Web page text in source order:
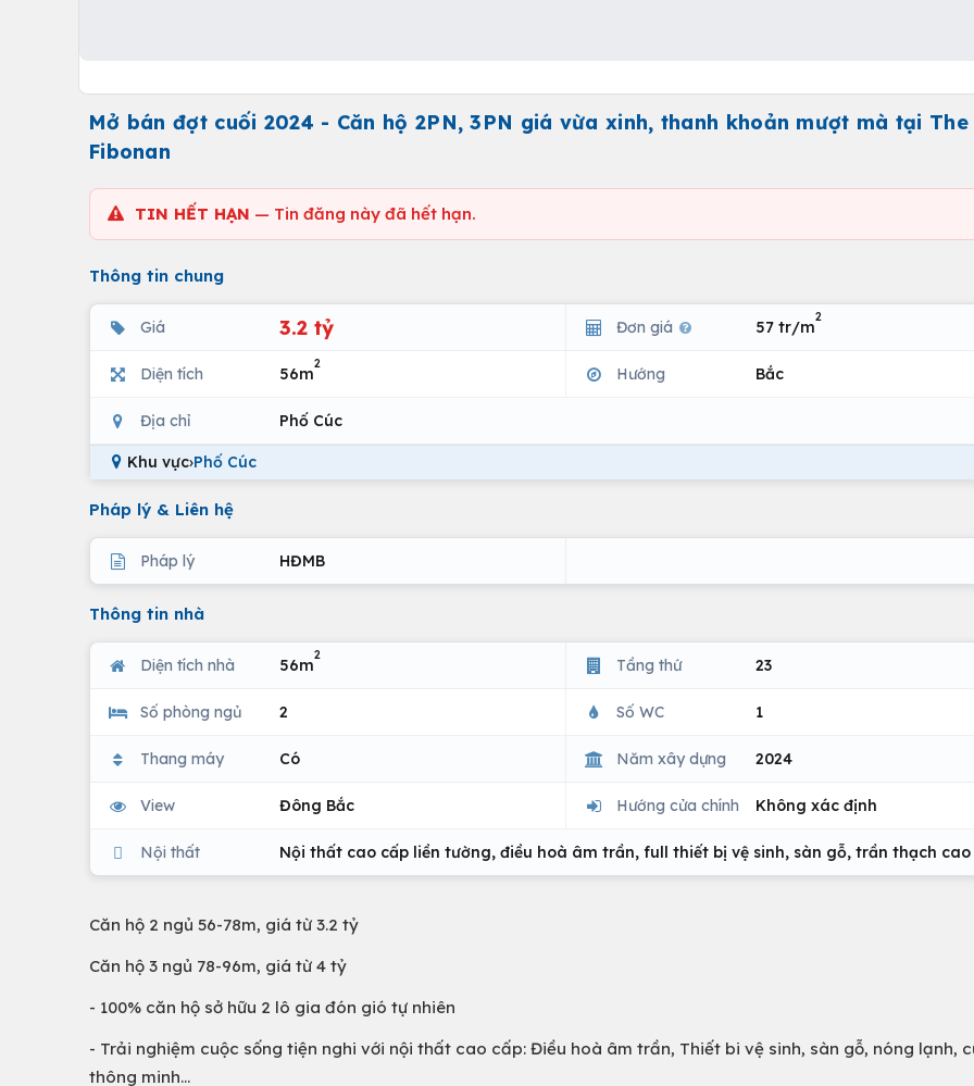
Mở bán đợt cuối 2024 - Căn hộ 2PN, 3PN giá vừa xinh, thanh khoản mượt mà tại The
Fibonan
TIN HẾT HẠN — Tin đăng này đã hết hạn.
Thông tin chung
Giá 3.2 tỷ Đơn giá 57 tr/m
2
Diện tích 56m
2
Hướng Bắc
Địa chỉ Phố Cúc
Khu vực›Phố Cúc
Pháp lý & Liên hệ
Pháp lý HĐMB
Thông tin nhà
Diện tích nhà 56m
2
Tầng thứ 23
Số phòng ngủ 2 Số WC 1
Thang máy Có Năm xây dựng 2024
View Đông Bắc Hướng cửa chính Không xác định
Nội thất Nội thất cao cấp liền tường, điều hoà âm trần, full thiết bị vệ sinh, sàn gỗ, trần thạch cao
Căn hộ 2 ngủ 56-78m, giá từ 3.2 tỷ
Căn hộ 3 ngủ 78-96m, giá từ 4 tỷ
- 100% căn hộ sở hữu 2 lô gia đón gió tự nhiên
- Trải nghiệm cuộc sống tiện nghi với nội thất cao cấp: Điều hoà âm trần, Thiết bi vệ sinh, sàn gỗ, nóng lạnh,
thông minh...